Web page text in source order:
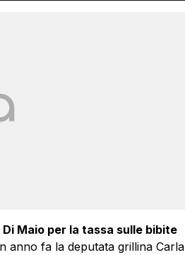
Maio per la tassa sulle bibite
anno fa la deputata grillina Carla